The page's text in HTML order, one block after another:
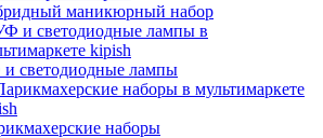
маникюрный набор
светодиодные лампы
наборы